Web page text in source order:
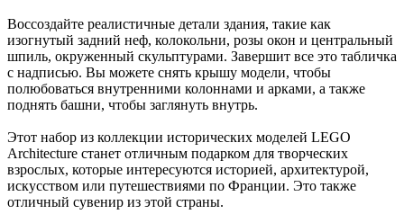
Воссоздайте реалистичные детали здания, такие как
изогнутый задний неф, колокольни, розы окон и центральный
шпиль, окруженный скульптурами. Завершит все это табличка
с надписью. Вы можете снять крышу модели, чтобы
полюбоваться внутренними колоннами и арками, а также
поднять башни, чтобы заглянуть внутрь.
Этот набор из коллекции исторических моделей LEGO
Architecture станет отличным подарком для творческих
взрослых, которые интересуются историей, архитектурой,
искусством или путешествиями по Франции. Это также
отличный сувенир из этой страны.